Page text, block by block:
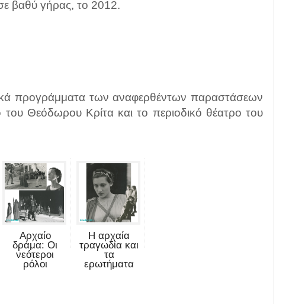
βαθύ γήρας, το 2012.
προγράμματα των αναφερθέντων παραστάσεων
Θεόδωρου Κρίτα και το περιοδικό θέατρο του
Αρχαίο
δράμα: Οι
νεότεροι
ρόλοι
Η αρχαία
τραγωδία και
τα
ερωτήματα